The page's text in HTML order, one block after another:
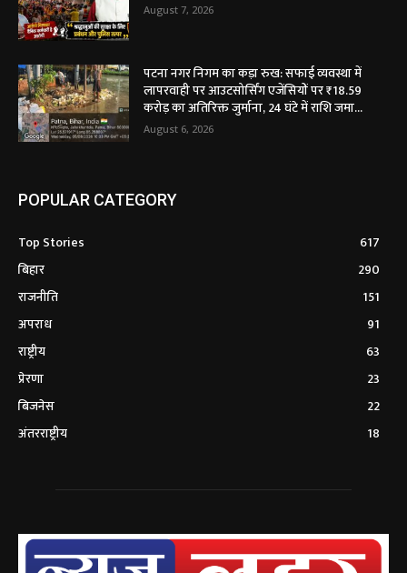
August 7, 2026
पटना नगर निगम का कड़ा रुख: सफाई व्यवस्था में
लापरवाही पर आउटसोर्सिंग एजेंसियों पर ₹18.59
करोड़ का अतिरिक्त जुर्माना, 24 घंटे में राशि जमा...
August 6, 2026
POPULAR CATEGORY
Top Stories
617
बिहार
290
राजनीति
151
अपराध
91
राष्ट्रीय
63
प्रेरणा
23
बिजनेस
22
अंतरराष्ट्रीय
18